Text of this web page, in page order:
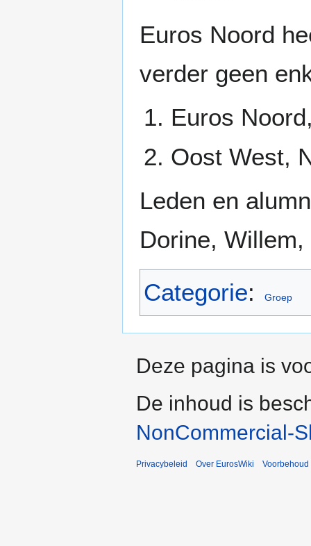
Euros Noord
verder geen
Euros
Oost West,
Leden en
Dorine,
Categorie: Groep
Deze pagina is
De inhoud is
NonCommercial-
Privacybeleid Over EurosWiki Voorbehoud